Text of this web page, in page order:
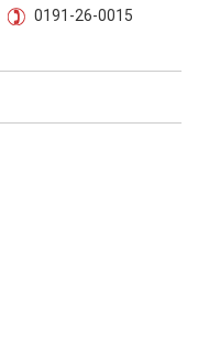
0191-26-0015